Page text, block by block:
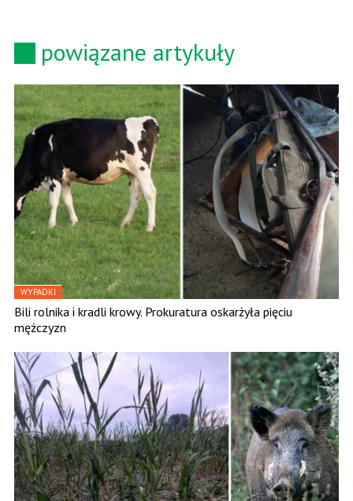
powiązane artykuły
WYPADKI
Bili rolnika i kradli krowy. Prokuratura oskarżyła pięciu
mężczyzn